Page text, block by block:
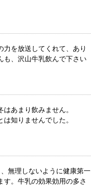
を放送してくれて、あり
も、沢山牛乳飲んで下さい
あまり飲みません。
知りませんでした。
無理しないように健康第一
。牛乳の効果効用の多さ